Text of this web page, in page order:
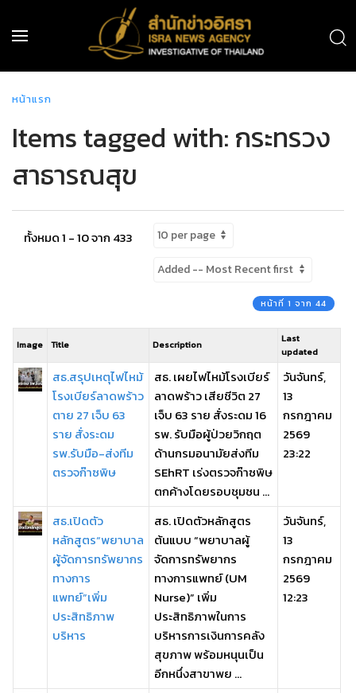
หน้าแรก
Items tagged with: กระทรวง
สาธารณสุข
ทั้งหมด 1 - 10 จาก 433
หน้าที่ 1 จาก 44
Image Title Description
Last
updated
สธ.สรุปเหตุไฟไหม้
โรงเบียร์ลาดพร้าว
ตาย 27 เจ็บ 63
ราย สั่งระดม
รพ.รับมือ-ส่งทีม
ตรวจก๊าซพิษ
สธ. เผยไฟไหม้โรงเบียร์
ลาดพร้าว เสียชีวิต 27
เจ็บ 63 ราย สั่งระดม 16
รพ. รับมือผู้ป่วยวิกฤต
ด้านกรมอนามัยส่งทีม
SEhRT เร่งตรวจก๊าซพิษ
ตกค้างโดยรอบชุมชน ...
วันจันทร์,
13
กรกฎาคม
2569
23:22
สธ.เปิดตัว
หลักสูตร“พยาบาล
ผู้จัดการทรัพยากร
ทางการ
แพทย์”เพิ่ม
ประสิทธิภาพ
บริหาร
สธ. เปิดตัวหลักสูตร
ต้นแบบ “พยาบาลผู้
จัดการทรัพยากร
ทางการแพทย์ (UM
Nurse)” เพิ่ม
ประสิทธิภาพในการ
บริหารการเงินการคลัง
สุขภาพ พร้อมหนุนเป็น
อีกหนึ่งสาขาพย ...
วันจันทร์,
13
กรกฎาคม
2569
12:23